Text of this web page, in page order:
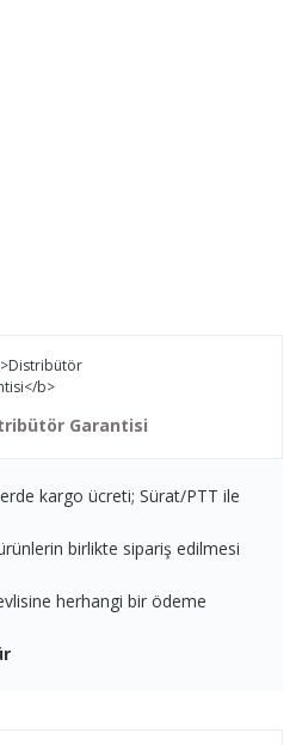
Garantisi
kargo ücreti; Sürat/PTT ile
birlikte sipariş edilmesi
herhangi bir ödeme